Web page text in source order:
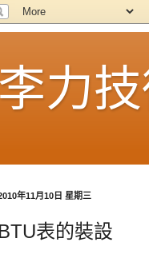
李力
年11月10日 星期三
BTU表的裝設